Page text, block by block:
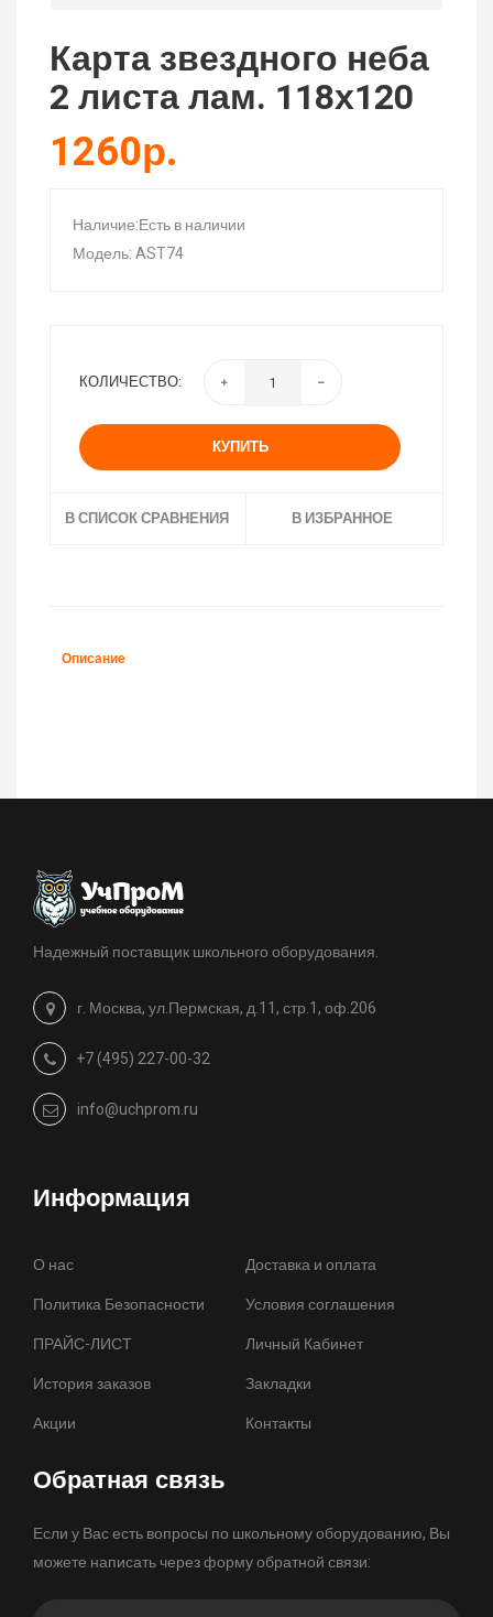
Карта звездного неба
2 листа лам. 118х120
1260р.
Наличие:Есть в наличии
Модель: AST74
КОЛИЧЕСТВО:
КУПИТЬ
В СПИСОК СРАВНЕНИЯ В ИЗБРАННОЕ
Описание
Надежный поставщик школьного оборудования.
г. Москва, ул.Пермская, д.11, стр.1, оф.206
+7 (495) 227-00-32
info@uchprom.ru
Информация
О нас
Доставка и оплата
Политика Безопасности
Условия соглашения
ПРАЙС-ЛИСТ
Личный Кабинет
История заказов
Закладки
Акции
Контакты
Обратная связь
Если у Вас есть вопросы по школьному оборудованию, Вы
можете написать через форму обратной связи: